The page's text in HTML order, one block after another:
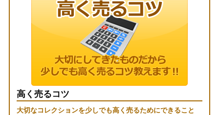
高く売るコツ
大切なコレクションを少しでも高く売るためにできること